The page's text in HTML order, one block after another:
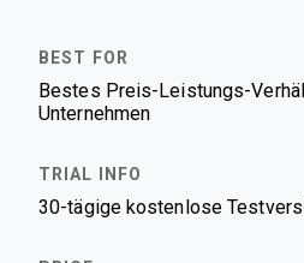
Bestes Preis-Leistungs-
Unternehmen
30-tägige kostenlose